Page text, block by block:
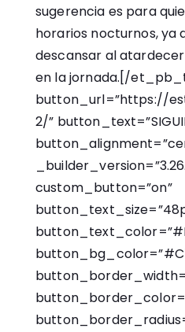
sugerencia es para
horarios nocturnos, ya
descansar al
en la jornada.[/
button_url=”https://
2/”
custom_button=”on”